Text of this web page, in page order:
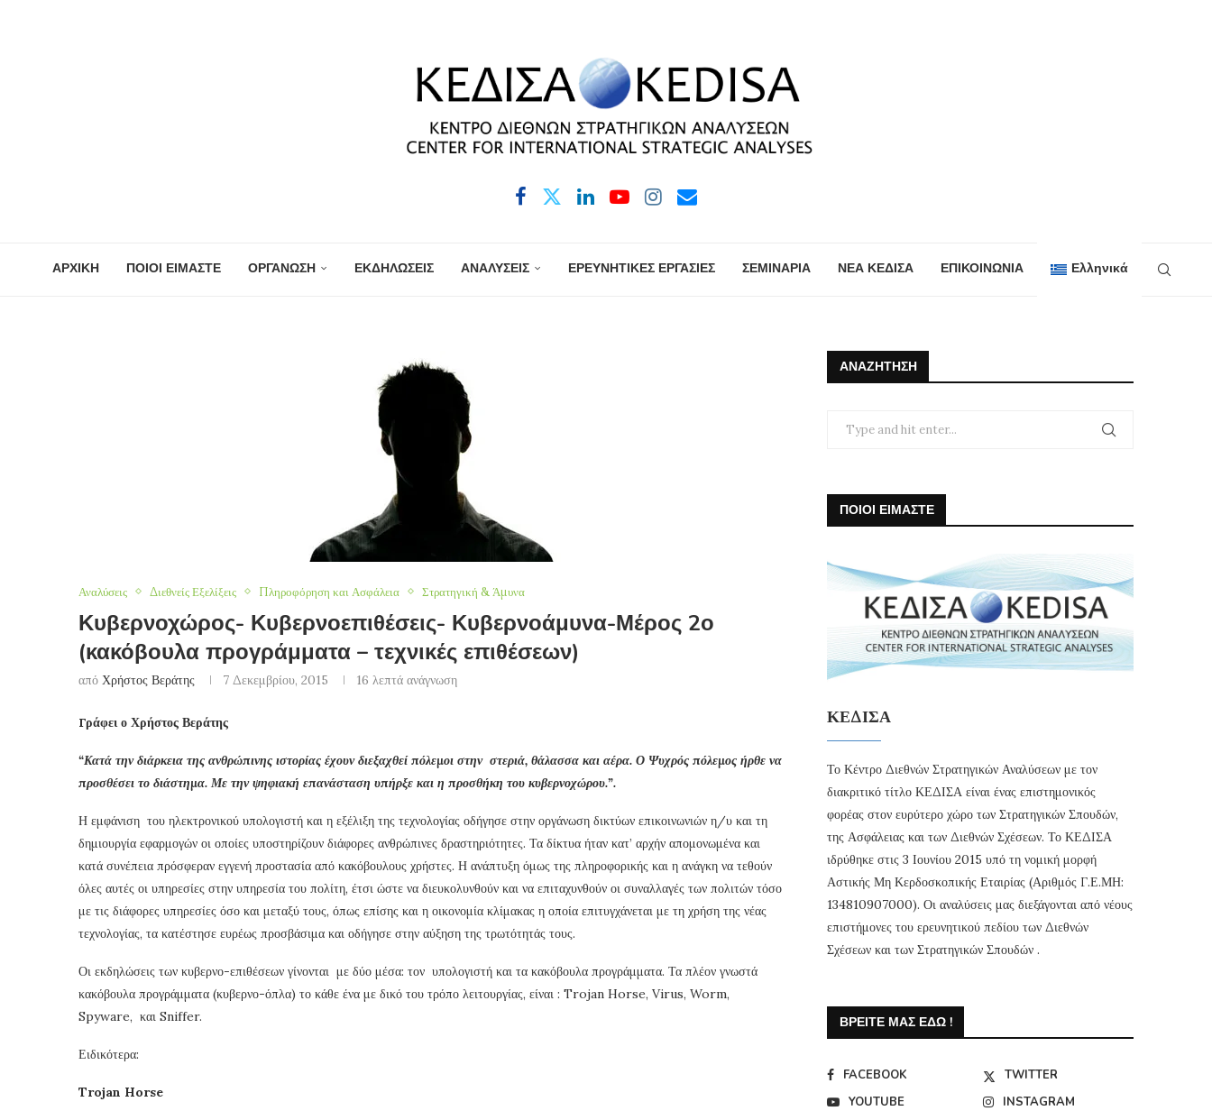
ΑΡΧΙΚΗ ΠΟΙΟΙ ΕΙΜΑΣΤΕ ΟΡΓΑΝΩΣΗ ΕΚΔΗΛΩΣΕΙΣ ΑΝΑΛΥΣΕΙΣ ΕΡΕΥΝΗΤΙΚΕΣ ΕΡΓΑΣΙΕΣ ΣΕΜΙΝΑΡΙΑ ΝΕΑ ΚΕΔΙΣΑ ΕΠΙΚΟΙΝΩΝΙΑ Ελληνικά
Αναλύσεις Διεθνείς Εξελίξεις Πληροφόρηση και Ασφάλεια Στρατηγική & Άμυνα
Κυβερνοχώρος- Κυβερνοεπιθέσεις- Κυβερνοάμυνα-Μέρος 2ο
(κακόβουλα προγράμματα – τεχνικές επιθέσεων)
από Χρήστος Βεράτης 7 Δεκεμβρίου, 2015 16 λεπτά ανάγνωση
Γράφει ο Χρήστος Βεράτης
“Κατά την διάρκεια της ανθρώπινης ιστορίας έχουν διεξαχθεί πόλεμοι στην στεριά, θάλασσα και αέρα. Ο Ψυχρός πόλεμος ήρθε να
προσθέσει το διάστημα. Με την ψηφιακή επανάσταση υπήρξε και η προσθήκη του κυβερνοχώρου.”.
Η εμφάνιση του ηλεκτρονικού υπολογιστή και η εξέλιξη της τεχνολογίας οδήγησε στην οργάνωση δικτύων επικοινωνιών η/υ και τη
δημιουργία εφαρμογών οι οποίες υποστηρίζουν διάφορες ανθρώπινες δραστηριότητες. Τα δίκτυα ήταν κατ’ αρχήν απομονωμένα και
κατά συνέπεια πρόσφεραν εγγενή προστασία από κακόβουλους χρήστες. Η ανάπτυξη όμως της πληροφορικής και η ανάγκη να τεθούν
όλες αυτές οι υπηρεσίες στην υπηρεσία του πολίτη, έτσι ώστε να διευκολυνθούν και να επιταχυνθούν οι συναλλαγές των πολιτών τόσο
με τις διάφορες υπηρεσίες όσο και μεταξύ τους, όπως επίσης και η οικονομία κλίμακας η οποία επιτυγχάνεται με τη χρήση της νέας
τεχνολογίας, τα κατέστησε ευρέως προσβάσιμα και οδήγησε στην αύξηση της τρωτότητάς τους.
Οι εκδηλώσεις των κυβερνο-επιθέσεων γίνονται με δύο μέσα: τον υπολογιστή και τα κακόβουλα προγράμματα. Τα πλέον γνωστά
κακόβουλα προγράμματα (κυβερνο-όπλα) το κάθε ένα με δικό του τρόπο λειτουργίας, είναι : Trojan Horse, Virus, Worm,
Spyware, και Sniffer.
Ειδικότερα:
Trojan Horse
ΑΝΑΖΉΤΗΣΗ
ΠΟΙΟΙ ΕΙΜΑΣΤΕ
ΚΕΔΙΣΑ
Το Κέντρο Διεθνών Στρατηγικών Αναλύσεων με τον
διακριτικό τίτλο ΚΕΔΙΣΑ είναι ένας επιστημονικός
φορέας στον ευρύτερο χώρο των Στρατηγικών Σπουδών,
της Ασφάλειας και των Διεθνών Σχέσεων. Το ΚΕΔΙΣΑ
ιδρύθηκε στις 3 Ιουνίου 2015 υπό τη νομική μορφή
Αστικής Μη Κερδοσκοπικής Εταιρίας (Αριθμός Γ.Ε.ΜΗ:
134810907000). Οι αναλύσεις μας διεξάγονται από νέους
επιστήμονες του ερευνητικού πεδίου των Διεθνών
Σχέσεων και των Στρατηγικών Σπουδών .
ΒΡΕΊΤΕ ΜΑΣ ΕΔΏ !
FACEBOOK
TWITTER
YOUTUBE
INSTAGRAM